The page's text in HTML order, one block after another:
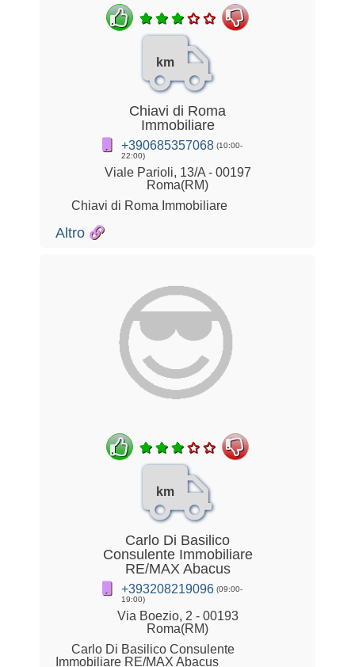
km
Chiavi di Roma
Immobiliare
+390685357068 (10:00-
22:00)
Viale Parioli, 13/A - 00197
Roma(RM)
Chiavi di Roma Immobiliare
Altro
km
Carlo Di Basilico
Consulente Immobiliare
RE/MAX Abacus
+393208219096 (09:00-
19:00)
Via Boezio, 2 - 00193
Roma(RM)
Carlo Di Basilico Consulente
Immobiliare RE/MAX Abacus